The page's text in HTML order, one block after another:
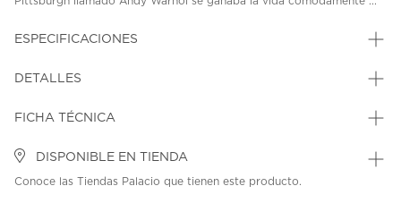
ESPECIFICACIONES
DETALLES
FICHA TÉCNICA
DISPONIBLE EN TIENDA
Conoce las Tiendas Palacio que tienen este producto.